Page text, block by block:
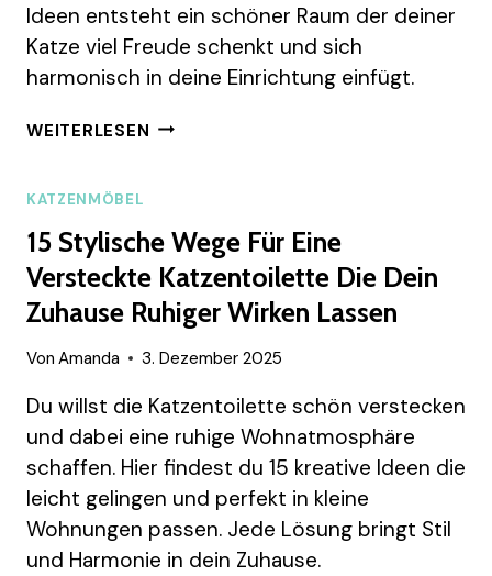
Ideen entsteht ein schöner Raum der deiner
Katze viel Freude schenkt und sich
harmonisch in deine Einrichtung einfügt.
WEITERLESEN 19
KATZENSPIELPLATZ
IM
WOHNZIMMER
KATZENMÖBEL
15 Stylische Wege Für Eine
Versteckte Katzentoilette Die Dein
Zuhause Ruhiger Wirken Lassen
Von Amanda 3. Dezember 2025
Du willst die Katzentoilette schön verstecken
und dabei eine ruhige Wohnatmosphäre
schaffen. Hier findest du 15 kreative Ideen die
leicht gelingen und perfekt in kleine
Wohnungen passen. Jede Lösung bringt Stil
und Harmonie in dein Zuhause.